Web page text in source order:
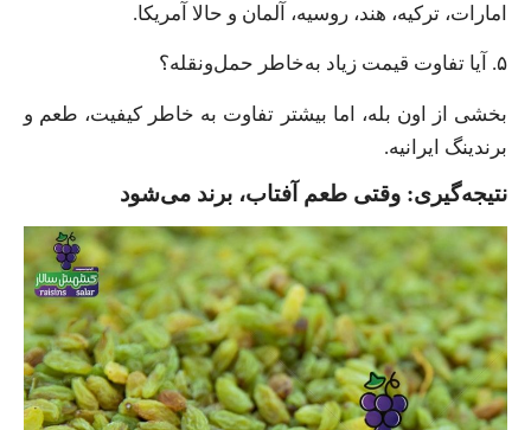
امارات، ترکیه، هند، روسیه، آلمان و حالا آمریکا.
۵. آیا تفاوت قیمت زیاد به‌خاطر حمل‌ونقله؟
بخشی از اون بله، اما بیشتر تفاوت به خاطر کیفیت، طعم و
برندینگ ایرانیه.
نتیجه‌گیری: وقتی طعم آفتاب، برند می‌شود